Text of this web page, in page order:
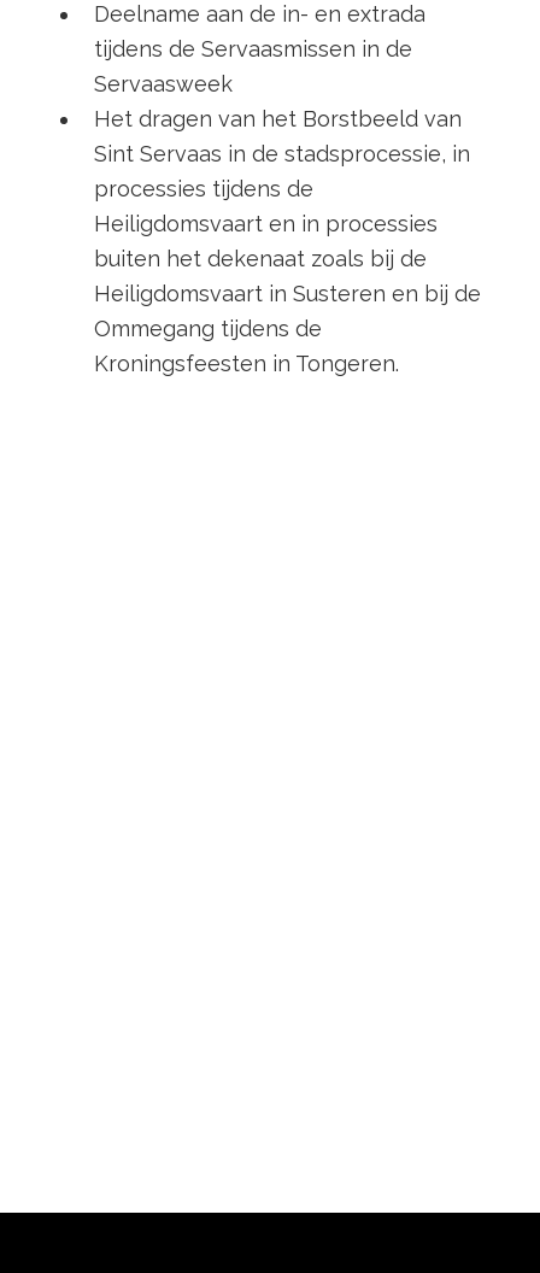
Deelname aan de in- en extrada
tijdens de Servaasmissen in de
Servaasweek
Het dragen van het Borstbeeld van
Sint Servaas in de stadsprocessie, in
processies tijdens de
Heiligdomsvaart en in processies
buiten het dekenaat zoals bij de
Heiligdomsvaart in Susteren en bij de
Ommegang tijdens de
Kroningsfeesten in Tongeren.